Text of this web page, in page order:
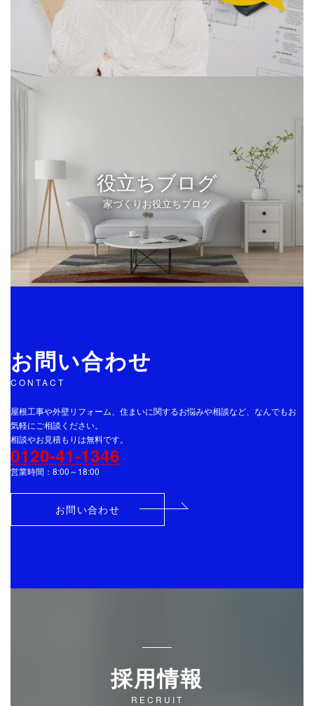
役立ちブログ
家づくりお役立ちブログ
お問い合わせ
CONTACT
屋根工事や外壁リフォーム、住まいに関するお悩みや相談など、なんでもお
気軽にご相談ください。
相談やお見積もりは無料です。
0120-41-1346
営業時間：8:00～18:00
お問い合わせ
採用情報
RECRUIT